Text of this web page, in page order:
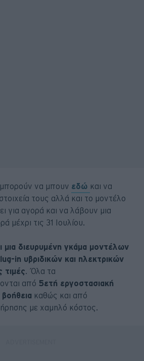
μπορούν να μπουν εδώ και να
τους αλλά και το μοντέλο
για αγορά και να λάβουν μια
μέχρι τις 31 Ιουλίου.
μια διευρυμένη γκάμα μοντέλων
in υβριδικών και ηλεκτρικών
τιμές. Όλα τα
από 5ετή εργοστασιακή
καθώς και από
με χαμηλό κόστος.